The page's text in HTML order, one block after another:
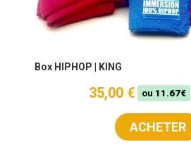
Box HIPHOP | KING
35,00 € ou 11.67€
ACHETER